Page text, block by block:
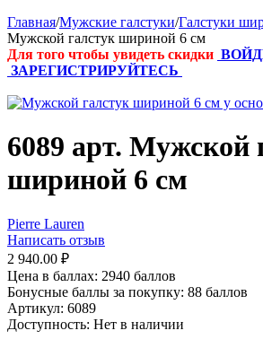
Главная/Мужские галстуки/Галстуки
Мужской галстук шириной 6 см
Для того чтобы увидеть скидки
ЗАРЕГИСТРИРУЙТЕСЬ
6089 арт. Мужской
шириной 6 см
Pierre Lauren
Написать отзыв
2 940.00 ₽
Цена в баллах: 2940 баллов
Бонусные баллы за покупку: 88 баллов
Артикул: 6089
Доступность: Нет в наличии